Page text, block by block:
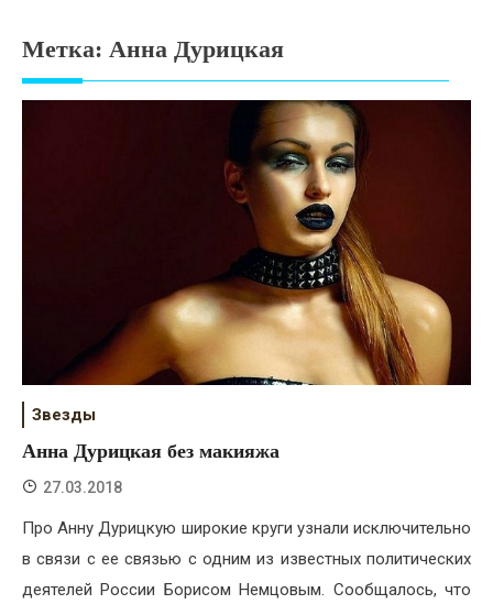
Дети
Свадьба
Недвижимость
Метка: Анна Дурицкая
Звезды
Анна Дурицкая без макияжа
27.03.2018
Про Анну Дурицкую широкие круги узнали исключительно
в связи с ее связью с одним из известных политических
деятелей России Борисом Немцовым. Сообщалось, что